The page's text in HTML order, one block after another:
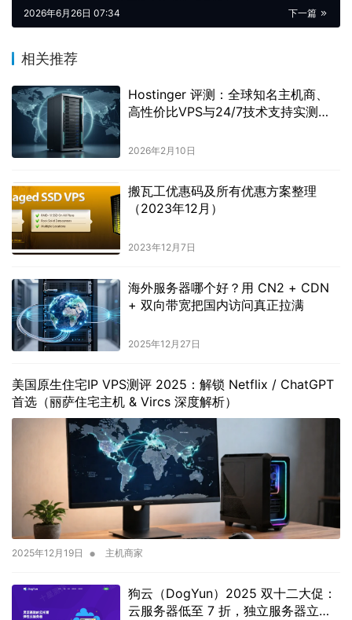
下一篇
2026年6月26日 07:34
相关推荐
Hostinger 评测：全球知名主机商、
高性价比VPS与24/7技术支持实测，
2026年2月10日
搬瓦工优惠码及所有优惠方案整理
（2023年12月）
2023年12月7日
海外服务器哪个好？用 CN2 + CDN
+ 双向带宽把国内访问真正拉满
2025年12月27日
美国原生住宅IP VPS测评 2025：解锁 Netflix / ChatGPT
首选（丽萨住宅主机 & Vircs 深度解析）
2025年12月19日 • 主机商家
狗云（DogYun）2025 双十二大促：
云服务器低至 7 折，独立服务器立减